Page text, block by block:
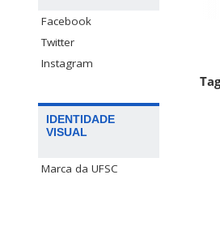
Facebook
Twitter
Instagram
IDENTIDADE
VISUAL
Marca da UFSC